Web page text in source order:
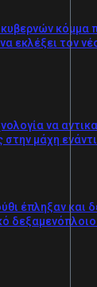
κόμμα
εκλέξει τον
να
μάχη
έπληξαν και